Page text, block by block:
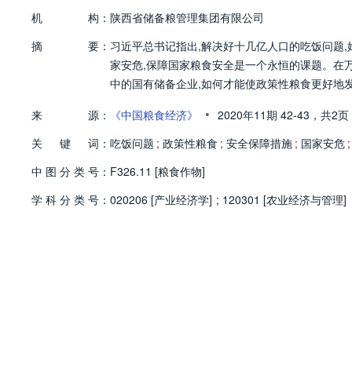
机
构： 陕西省储备粮管理集团有限公司
摘
要： 习近平总书记指出,解决好十几亿人口的吃饭问
家安危,保障国家粮食安全是一个永恒的课题。
中的国有储备企业,如何才能使政策性粮食更好地
来
源： 《中国粮食经济》 • 2020年11期 42-43， 共2页
关
键 词： 吃饭问题 ; 政策性粮食 ; 安全保障措施 ; 国家安危 ;
中 图 分 类 号： F326.11 [粮食作物]
学 科 分 类 号： 020206 [产业经济学] ; 120301 [农业经济与管理]